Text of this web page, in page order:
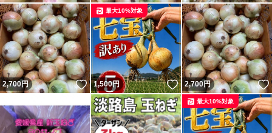
2,700円 いいね！
1,500円 いいね！
最大10%対象
2,700円
最大10%対象